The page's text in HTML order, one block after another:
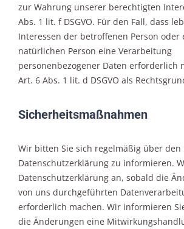
zur Wahrung unserer berechtigten
Abs. 1 lit. f DSGVO. Für den Fall, dass
Interessen der betroffenen Person oder
natürlichen Person eine Verarbeitung
personenbezogener Daten erforderlich
Art. 6 Abs. 1 lit. d DSGVO als
Sicherheitsmaßnahmen
Wir bitten Sie sich regelmäßig über
Datenschutzerklärung zu informieren.
Datenschutzerklärung an, sobald die
von uns durchgeführten
erforderlich machen. Wir informieren
die Änderungen eine